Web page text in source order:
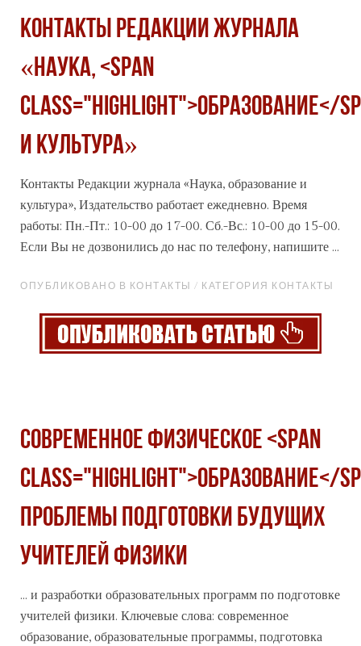
Контакты Редакции журнала
«Наука, <span
class="highlight">образование</
и культура»
Контакты Редакции журнала «Наука, образование и
культура», Издательство работает ежедневно. Время
работы: Пн.-Пт.: 10-00 до 17-00. Сб.-Вс.: 10-00 до 15-00.
Если Вы не дозвонились до нас по телефону, напишите ...
ОПУБЛИКОВАНО В КОНТАКТЫ / КАТЕГОРИЯ КОНТАКТЫ
Современное физическое <span
class="highlight">образование</
проблемы подготовки будущих
учителей физики
... и разработки образовательных программ по подготовке
учителей физики. Ключевые слова: современное
образование, образовательные программы, подготовка